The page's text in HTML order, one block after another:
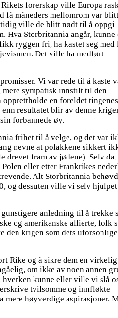
forerskap ville Europa
få måneders mellomrom var blitt
ville de blitt nødt til å oppgi
Hva Storbritannia angår, kunne
ryggen fri, ha kastet seg med
Det ville ha medført
Vi var rede til å kaste
mere sympatisk innstilt til den
en foreldet tingenes
resultatet blir av denne
forbannede øy.
frihet til å velge, og det var
nevne at polakkene sikkert
drevet fram av jødene). Selv da,
eller etter Frankrikes
Alt Storbritannia
og dessuten ville vi selv
anledning til å trekke
og amerikanske allierte, folk
den krigen som dets uforsonlige
Rike og å sikre dem en virkelig
om ikke av noen annen
kunne eller ville vi slå
tvilsomme og innfløkte
mere høyverdige aspirasjoner.